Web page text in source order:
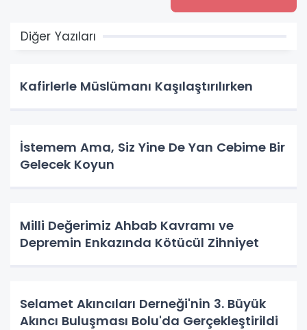
Diğer Yazıları
Kafirlerle Müslümanı Kaşılaştırılırken
İstemem Ama, Siz Yine De Yan Cebime Bir
Gelecek Koyun
Milli Değerimiz Ahbab Kavramı ve
Depremin Enkazında Kötücül Zihniyet
Selamet Akıncıları Derneği'nin 3. Büyük
Akıncı Buluşması Bolu'da Gerçekleştirildi